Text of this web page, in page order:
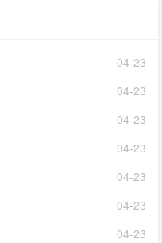
04-23
04-23
04-23
04-23
04-23
04-23
04-23